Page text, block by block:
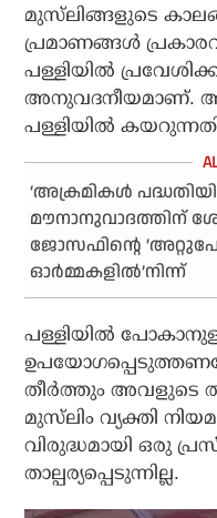
മുസ്‌ലിങ്ങളുടെ
പ്രമാണങ്ങള്‍
പള്ളിയില്‍
അനുവദനീയമാണ്.
പള്ളിയില്‍
‘അക്രമികള്‍
മൗനാനുവാദത്തിന്
ജോസഫിന്റെ
ഓര്‍മ്മകളില്‍’നിന്ന്
പള്ളിയില്‍
തീര്‍ത്തും അവളുടെ
മുസ്‌ലിം വ്യക്തി
വിരുദ്ധമായി ഒരു
താല്പര്യപ്പെടുന്നില്ല.